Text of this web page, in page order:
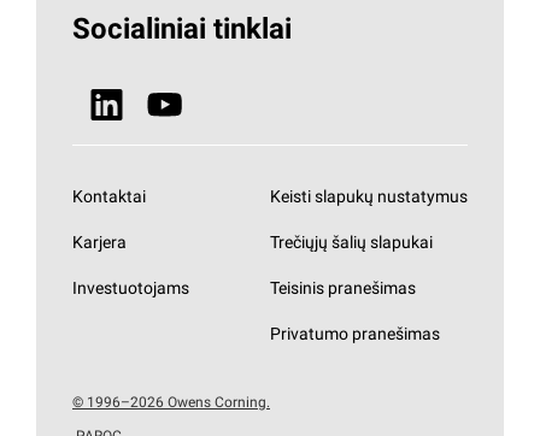
Tvarumas
Naujienos
Statybinė izoliacija
Socialiniai tinklai
Kontaktai
Karjera
Investuotojams
Keisti slapukų nustatymus
Trečiųjų šalių slapukai
Teisinis pranešimas
Privatumo pranešimas
© 1996–2026 Owens Corning.